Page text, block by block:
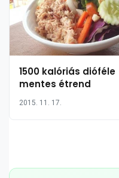
1500 kalóriás dióféle
mentes étrend
2015. 11. 17.